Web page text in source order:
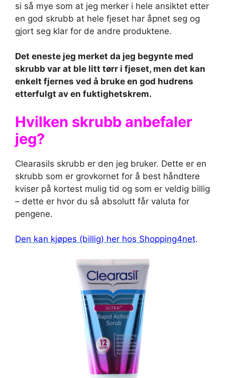
si så mye som at jeg merker i hele ansiktet etter
en god skrubb at hele fjeset har åpnet seg og
gjort seg klar for de andre produktene.
Det eneste jeg merket da jeg begynte med
skrubb var at ble litt tørr i fjeset, men det kan
enkelt fjernes ved å bruke en god hudrens
etterfulgt av en fuktighetskrem.
Hvilken skrubb anbefaler
jeg?
Clearasils skrubb er den jeg bruker. Dette er en
skrubb som er grovkornet for å best håndtere
kviser på kortest mulig tid og som er veldig billig
– dette er hvor du så absolutt får valuta for
pengene.
Den kan kjøpes (billig) her hos Shopping4net.